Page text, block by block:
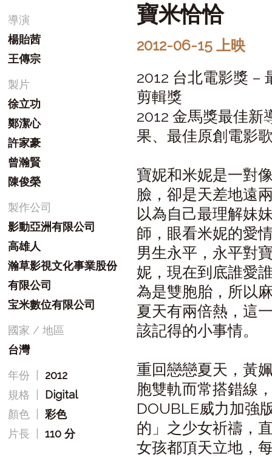
導演
楊貽茜
王傳宗
製片
徐立功
鄭潔心
許家豪
曾瀚賢
陳俊榮
製作公司
影動亞洲有限公司
高雄人
瀚草影視文化事業股份
有限公司
宝米數位有限公司
國家 / 地區
台灣
年份
2012
規格
Digital
顏色 |彩色
片長 |110 分
寶米恰恰
2012-06-15 上映
2012 台北電影獎 –
剪輯獎
2012 金馬獎最佳新
果、最佳原創電影
寶妮和米妮是一對
臉，卻是天差地遠
以為自己最理解妹
師，眼看米妮的愛
男生永平，永平對
妮，現在到底誰愛
為是雙胞胎，所以
夏天有兩倍熱，這
該記得的小事情。
重回戀戀夏天，黃
胞雙軌而常搭錯線
DOUBLE威力加強
的」之少女祈禱，
女孩都頂天立地，